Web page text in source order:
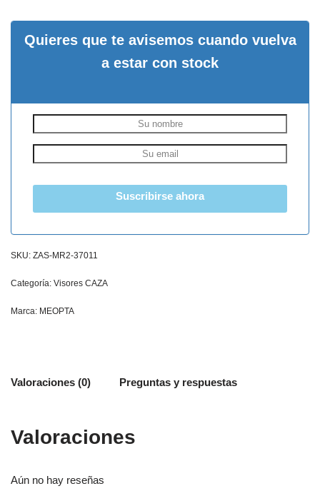
Quieres que te avisemos cuando vuelva
a estar con stock
Suscribirse ahora
SKU: ZAS-MR2-37011
Categoría: Visores CAZA
Marca: MEOPTA
Valoraciones (0) Preguntas y respuestas
Valoraciones
Aún no hay reseñas